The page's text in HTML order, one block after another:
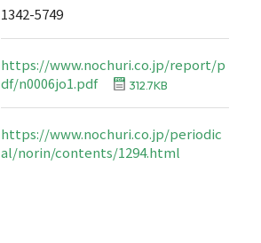
1342-5749
https://www.nochuri.co.jp/report/p
df/n0006jo1.pdf
312.7KB
https://www.nochuri.co.jp/periodic
al/norin/contents/1294.html